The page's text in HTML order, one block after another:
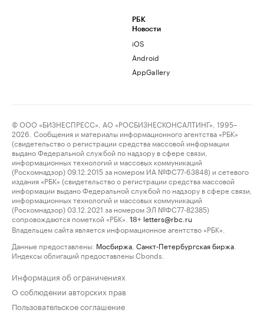
РБК
Новости
iOS
Android
AppGallery
© ООО «БИЗНЕСПРЕСС», АО «РОСБИЗНЕСКОНСАЛТИНГ», 1995–
2026. Сообщения и материалы информационного агентства «РБК»
(свидетельство о регистрации средства массовой информации
выдано Федеральной службой по надзору в сфере связи,
информационных технологий и массовых коммуникаций
(Роскомнадзор) 09.12.2015 за номером ИА №ФС77-63848) и сетевого
издания «РБК» (свидетельство о регистрации средства массовой
информации выдано Федеральной службой по надзору в сфере связи,
информационных технологий и массовых коммуникаций
(Роскомнадзор) 03.12.2021 за номером ЭЛ №ФС77-82385)
сопровождаются пометкой «РБК».
18+ letters@rbc.ru
Владельцем сайта является информационное агентство «РБК».
Данные предоставлены: Мосбиржа Санкт-Петербургская биржа
Индексы облигаций предоставлены Cbonds.
Информация об ограничениях
О соблюдении авторских прав
Пользовательское соглашение